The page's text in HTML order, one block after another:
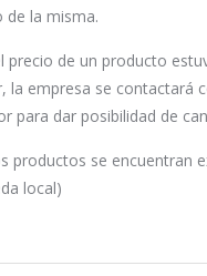
de la misma.
precio de un producto
la empresa se contactará
para dar posibilidad de
productos se encuentran
local)